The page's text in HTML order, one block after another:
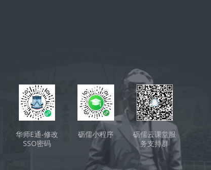
华师E通-修改
SSO密码
砺儒小程序
砺儒云课堂服
务支持群
（QQ）